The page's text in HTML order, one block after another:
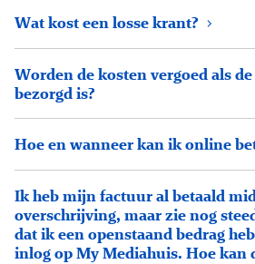
Wat kost een losse krant?
Worden de kosten vergoed als
bezorgd is?
Hoe en wanneer kan ik online
Ik heb mijn factuur al betaald
overschrijving, maar zie nog
dat ik een openstaand bedrag
inlog op My Mediahuis. Hoe kan